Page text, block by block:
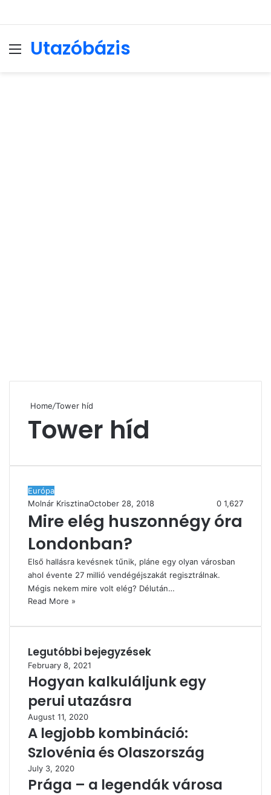
MenuUtazóbázis
Home/Tower híd
Tower híd
Európa
Molnár KrisztinaOctober 28, 2018 0 1,627
Mire elég huszonnégy óra
Londonban?
Első hallásra kevésnek tűnik, pláne egy olyan városban
ahol évente 27 millió vendégéjszakát regisztrálnak.
Mégis nekem mire volt elég? Délután…
Read More »
Legutóbbi bejegyzések
February 8, 2021
Hogyan kalkuláljunk egy
perui utazásra
August 11, 2020
A legjobb kombináció:
Szlovénia és Olaszország
July 3, 2020
Prága – a legendák városa